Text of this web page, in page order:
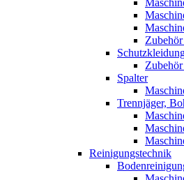
Spalter
Trennjäger,
Reinigungstechnik